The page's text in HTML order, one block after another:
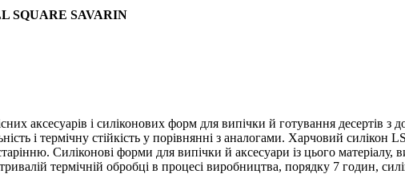
SQUARE SAVARIN
аксесуарів і силіконових форм для випічки й готування десертів з
і термічну стійкість у порівнянні з аналогами. Харчовий силікон
Силіконові форми для випічки й аксесуари із цього матеріалу,
термічній обробці в процесі виробництва, порядку 7 годин,